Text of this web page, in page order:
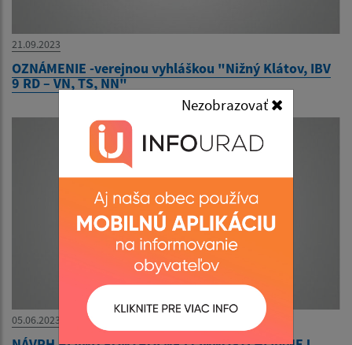
Nezobrazovať
21.09.2023
OZNÁMENIE -verejnou vyhláškou "Nižný Klátov, IBV
9 RD – VN, TS, NN"
05.06.2023